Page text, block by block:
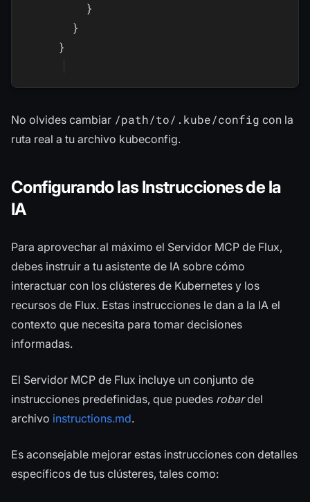
    }
  }
No olvides cambiar /path/to/.kube/config con la
ruta real a tu archivo kubeconfig.
Configurando las Instrucciones de la
IA
Para aprovechar al máximo el Servidor MCP de Flux,
debes instruir a tu asistente de IA sobre cómo
interactuar con los clústeres de Kubernetes y los
recursos de Flux. Estas instrucciones le dan a la IA el
contexto que necesita para tomar decisiones
informadas.
El Servidor MCP de Flux incluye un conjunto de
instrucciones predefinidas, que puedes robardel
archivo instructions.md.
Es aconsejable mejorar estas instrucciones con detalles
específicos de tus clústeres, tales como: